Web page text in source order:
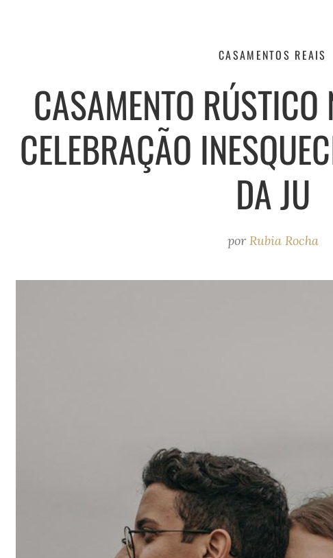
CASAMENTOS REAIS
CASAMENTO
CELEBRAÇÃO
DA JU
por Rubia Rocha